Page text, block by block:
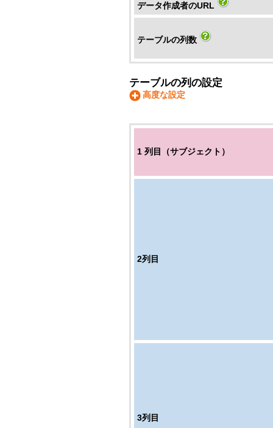
データ作成者のURL
テーブルの列数
テーブルの列の設定
高度な設定
1 列目（サブジェクト）
2列目
3列目